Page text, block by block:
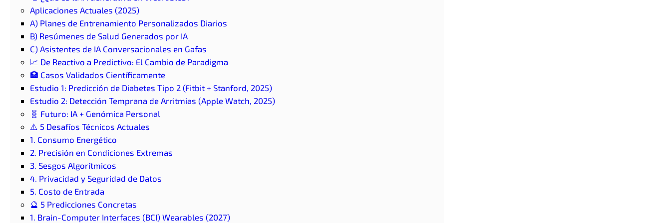
Aplicaciones Actuales (2025)
A) Planes de Entrenamiento Personalizados Diarios
B) Resúmenes de Salud Generados por IA
C) Asistentes de IA Conversacionales en Gafas
📈 De Reactivo a Predictivo: El Cambio de Paradigma
🏥 Casos Validados Científicamente
Estudio 1: Predicción de Diabetes Tipo 2 (Fitbit + Stanford, 2025)
Estudio 2: Detección Temprana de Arritmias (Apple Watch, 2025)
🧬 Futuro: IA + Genómica Personal
⚠️ 5 Desafíos Técnicos Actuales
1. Consumo Energético
2. Precisión en Condiciones Extremas
3. Sesgos Algorítmicos
4. Privacidad y Seguridad de Datos
5. Costo de Entrada
🔮 5 Predicciones Concretas
1. Brain-Computer Interfaces (BCI) Wearables (2027)